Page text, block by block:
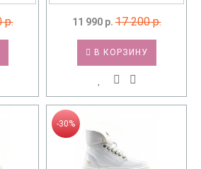
р. 11 990 р. 17 200 р.
В КОРЗИНУ
-30%